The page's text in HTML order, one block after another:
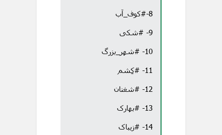
8-#کوف_آب
9- #شکی
10- #شهر_بزرگ
11- #کِشم
12- #شغنان
13- #بهارک
14- #زیباک